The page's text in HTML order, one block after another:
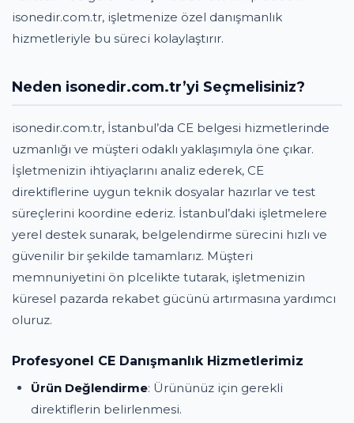
isonedir.com.tr, işletmenize özel danışmanlık
hizmetleriyle bu süreci kolaylaştırır.
Neden isonedir.com.tr’yi Seçmelisiniz?
isonedir.com.tr, İstanbul’da CE belgesi hizmetlerinde
uzmanlığı ve müşteri odaklı yaklaşımıyla öne çıkar.
İşletmenizin ihtiyaçlarını analiz ederek, CE
direktiflerine uygun teknik dosyalar hazırlar ve test
süreçlerini koordine ederiz. İstanbul’daki işletmelere
yerel destek sunarak, belgelendirme sürecini hızlı ve
güvenilir bir şekilde tamamlarız. Müşteri
memnuniyetini ön plcelikte tutarak, işletmenizin
küresel pazarda rekabet gücünü artırmasına yardımcı
oluruz.
Profesyonel CE Danışmanlık Hizmetlerimiz
Ürün Değlendirme: Ürününüz için gerekli
direktiflerin belirlenmesi.